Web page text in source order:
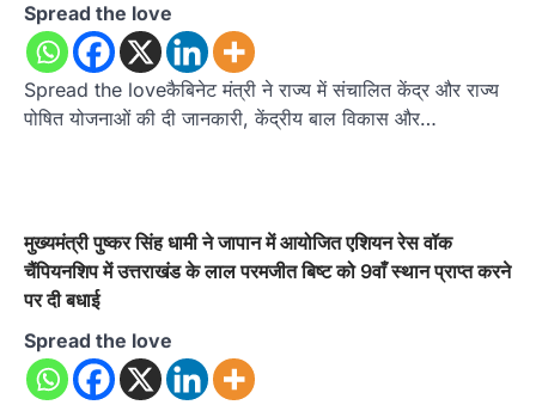
Spread the love
Spread the loveकैबिनेट मंत्री ने राज्य में संचालित केंद्र और राज्य
पोषित योजनाओं की दी जानकारी, केंद्रीय बाल विकास और…
मुख्यमंत्री पुष्कर सिंह धामी ने जापान में आयोजित एशियन रेस वॉक
चैंपियनशिप में उत्तराखंड के लाल परमजीत बिष्ट को 9वाँ स्थान प्राप्त करने
पर दी बधाई
Spread the love